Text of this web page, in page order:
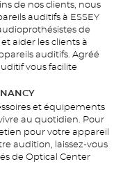
de nos clients, nous
auditifs à ESSEY
de
aider les clients à
auditifs. Agréé
vous facilite
et équipements
au quotidien. Pour
pour votre appareil
audition, laissez-vous
de Optical Center